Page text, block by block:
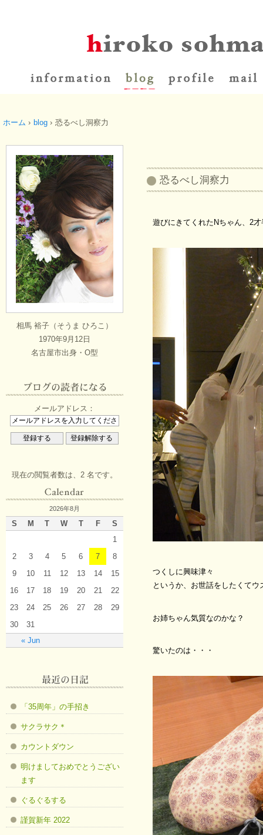
ホーム › blog › 恐るべし洞察力
恐るべし洞察力
遊びにきてくれたNちゃん、2才
つくしに興味津々
というか、お世話をしたくてウ
お姉ちゃん気質なのかな？
驚いたのは・・・
相馬 裕子（そうま ひろこ）
1970年9月12日
名古屋市出身・O型
メールアドレス：
現在の閲覧者数は、2 名です。
2026年8月
S M T W T F S
« Jun
1
2
3 4 5 6 7
8
9
10 11 12 13 14
15
16
17 18 19 20 21
22
23
24 25 26 27 28
29
30
31
「35周年」の手招き
サクラサク＊
カウントダウン
明けましておめでとうござい
ます
ぐるぐるする
謹賀新年 2022